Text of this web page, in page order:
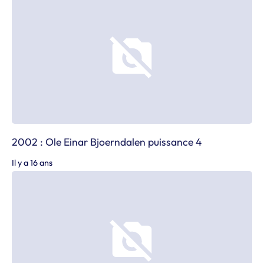
2002 : Ole Einar Bjoerndalen puissance 4
Il y a 16 ans